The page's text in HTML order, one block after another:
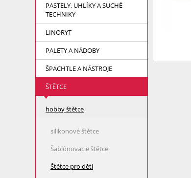
PASTELY, UHLÍKY A SUCHÉ
TECHNIKY
LINORYT
PALETY A NÁDOBY
ŠPACHTLE A NÁSTROJE
ŠTĚTCE
hobby štětce
silikonové štětce
Šablónovacie štětce
Štětce pro děti